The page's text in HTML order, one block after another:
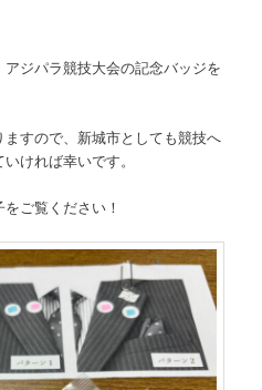
ジパラ競技大会の記念バッジを
すので、新城市としても競技へ
ければ幸いです。
ご覧ください！